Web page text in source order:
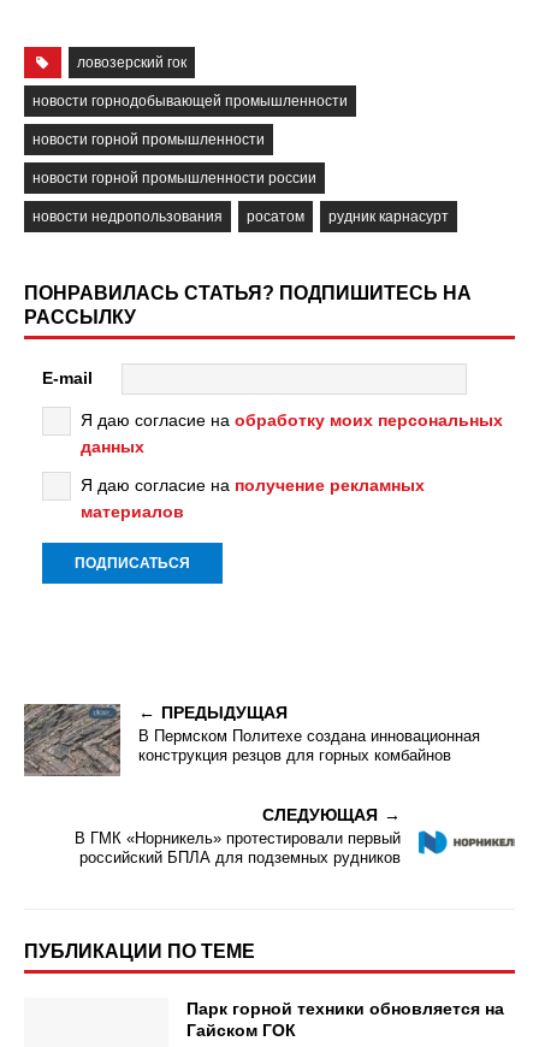
ловозерский гок
новости горнодобывающей промышленности
новости горной промышленности
новости горной промышленности россии
новости недропользования росатом рудник карнасурт
ПОНРАВИЛАСЬ СТАТЬЯ? ПОДПИШИТЕСЬ НА
РАССЫЛКУ
E-mail
Я даю согласие на обработку моих персональных
данных
Я даю согласие на получение рекламных
материалов
ПРЕДЫДУЩАЯ
В Пермском Политехе создана инновационная
конструкция резцов для горных комбайнов
СЛЕДУЮЩАЯ
В ГМК «Норникель» протестировали первый
российский БПЛА для подземных рудников
ПУБЛИКАЦИИ ПО ТЕМЕ
Парк горной техники обновляется на
Гайском ГОК